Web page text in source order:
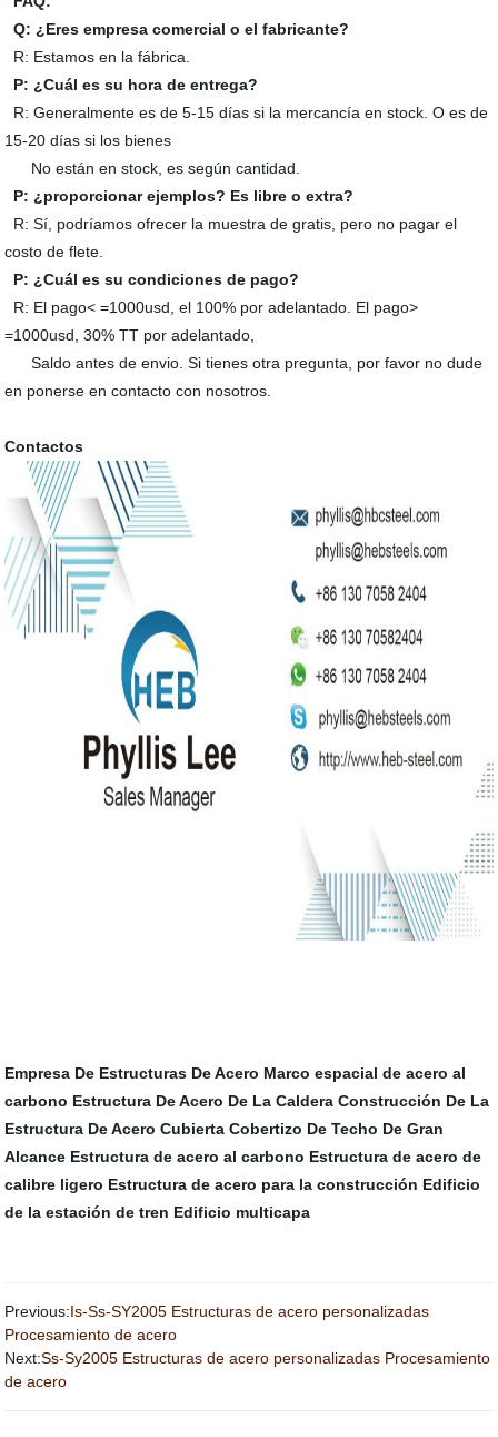
Q: ¿Eres empresa comercial o el fabricante?
R: Estamos en la fábrica.
P: ¿Cuál es su hora de entrega?
R: Generalmente es de 5-15 días si la mercancía en stock. O es de
15-20 días si los bienes
No están en stock, es según cantidad.
P: ¿proporcionar ejemplos? Es libre o extra?
R: Sí, podríamos ofrecer la muestra de gratis, pero no pagar el
costo de flete.
P: ¿Cuál es su condiciones de pago?
R: El pago< =1000usd, el 100% por adelantado. El pago>
=1000usd, 30% TT por adelantado,
Saldo antes de envio. Si tienes otra pregunta, por favor no dude
en ponerse en contacto con nosotros.
Contactos
Empresa De Estructuras De Acero Marco espacial de acero al
carbono Estructura De Acero De La Caldera Construcción De La
Estructura De Acero Cubierta Cobertizo De Techo De Gran
Alcance Estructura de acero al carbono Estructura de acero de
calibre ligero Estructura de acero para la construcción Edificio
de la estación de tren Edificio multicapa
Previous:Is-Ss-SY2005 Estructuras de acero personalizadas
Procesamiento de acero
Next:Ss-Sy2005 Estructuras de acero personalizadas Procesamiento
de acero